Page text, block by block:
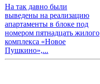
На так давно были
выведены на реализацию
апартаменты в блоке под
номером пятнадцать жилого
комплекса «Новое
Пушкино»,...